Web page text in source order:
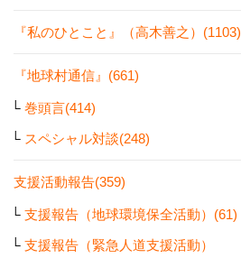
『私のひとこと』（高木善之）(1103)
『地球村通信』(661)
巻頭言(414)
スペシャル対談(248)
支援活動報告(359)
支援報告（地球環境保全活動）(61)
支援報告（緊急人道支援活動）